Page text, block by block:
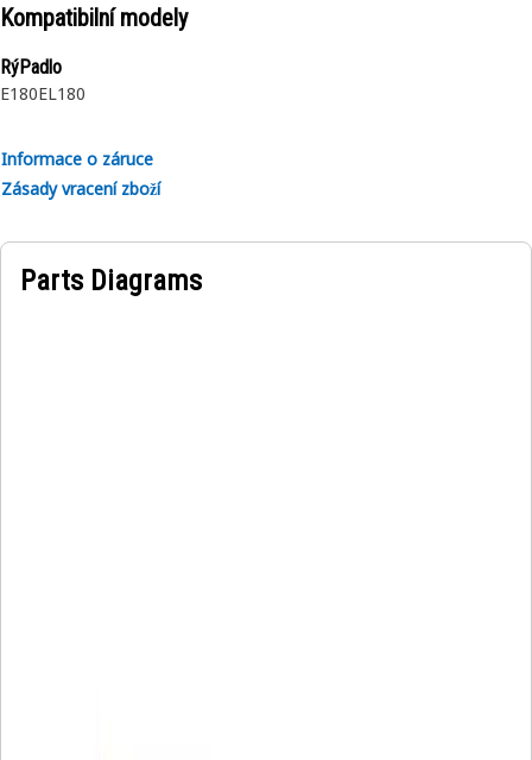
Kompatibilní modely
RýPadlo
E180EL180
Informace o záruce
Zásady vracení zboží
Parts Diagrams